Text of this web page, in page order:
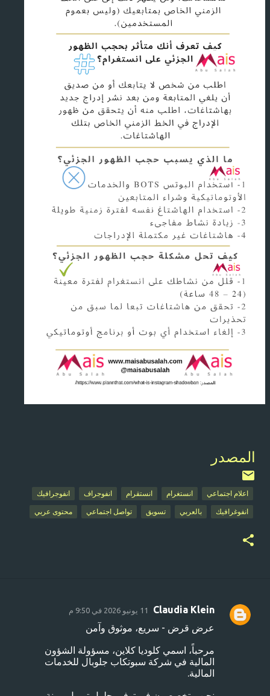
المصدر
اعلام اجتماعي انستغرام انستقرام انفوجراف انفوجرافيك
انفوغرافيك بالعربي تسويق تواصل اجتماعي محتوى عربي
ت
Claudia Klein 11 يونيو 2026 في 9:50 م
عرض قرض - سريع، موثوق وآمن
مرحباً، اسمي كلوديا كلاين، مسؤولة الشؤون
المالية في شركة سبوتكاب جلوبال للخدمات
المالية.